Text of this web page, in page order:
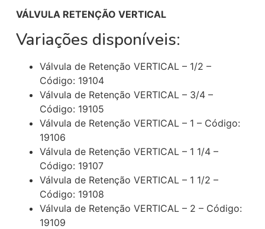
VÁLVULA RETENÇÃO VERTICAL
Variações disponíveis:
Válvula de Retenção VERTICAL – 1/2 –
Código: 19104
Válvula de Retenção VERTICAL – 3/4 –
Código: 19105
Válvula de Retenção VERTICAL – 1 – Código:
19106
Válvula de Retenção VERTICAL – 1 1/4 –
Código: 19107
Válvula de Retenção VERTICAL – 1 1/2 –
Código: 19108
Válvula de Retenção VERTICAL – 2 – Código:
19109